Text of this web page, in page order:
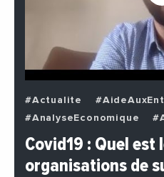
#Actualite
#AnalyseEconomique
#BuzzNews
#Decideurs
#EnDirectDe
Covid19 : Quel est
organisations de